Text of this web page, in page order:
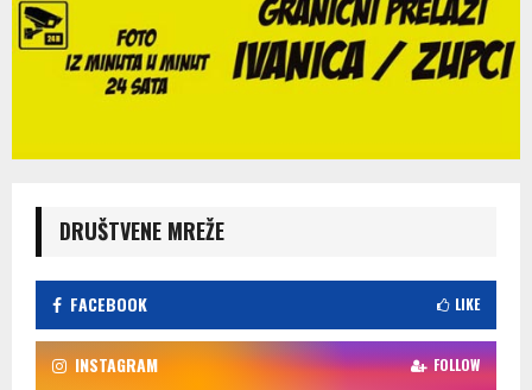
DRUŠTVENE MREŽE
FACEBOOK LIKE
INSTAGRAM FOLLOW